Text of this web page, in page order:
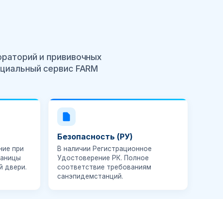
и прививочных
сервис FARM
при
двери.
Безопасность (РУ)
В наличии Регистрационное
Удостоверение РК. Полное
соответствие требованиям
санэпидемстанций.